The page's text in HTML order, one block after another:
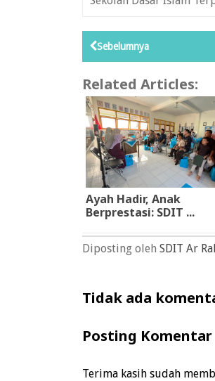
Sebelumnya
Related Articles:
Ayah Hadir, Anak
Berprestasi: SDIT ...
Diposting oleh SDIT Ar
Tidak ada
Posting Komentar
Terima kasih sudah